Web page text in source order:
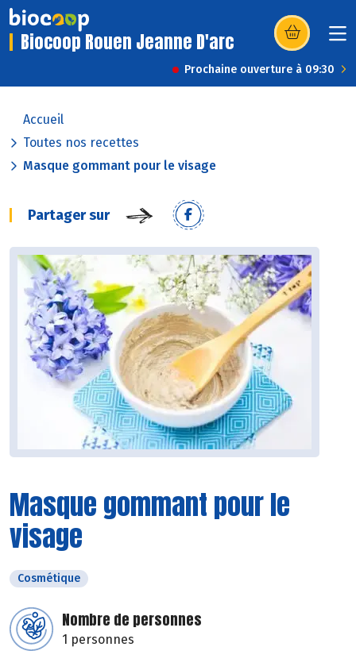
Biocoop Rouen Jeanne D'arc (s’ouvre dans
Prochaine ouverture à 09:30
Accueil
Toutes nos recettes
Masque gommant pour le visage
Partager sur
Masque gommant pour le
visage
Cosmétique
Nombre de personnes
1 personnes